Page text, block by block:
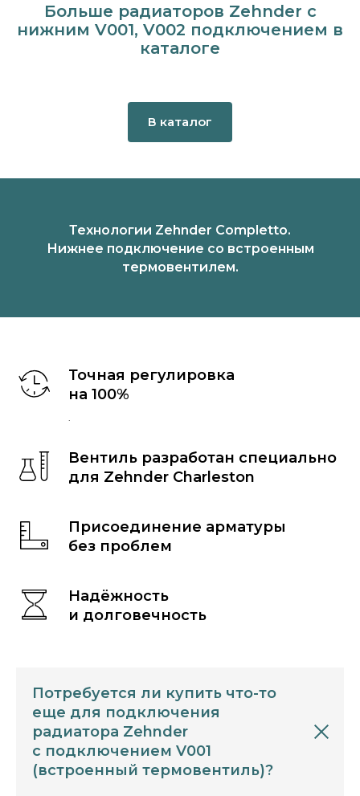
Больше радиаторов Zehnder с
нижним V001, V002 подключением в
каталоге
В каталог
Технологии Zehnder Completto.
Нижнее подключение со встроенным
термовентилем.
Точная регулировка
на 100%
Вентиль разработан специально
для Zehnder Charleston
Присоединение арматуры
без проблем
Надёжность
и долговечность
Потребуется ли купить что-то
еще для подключения
радиатора Zehnder
с подключением V001
(встроенный термовентиль)?